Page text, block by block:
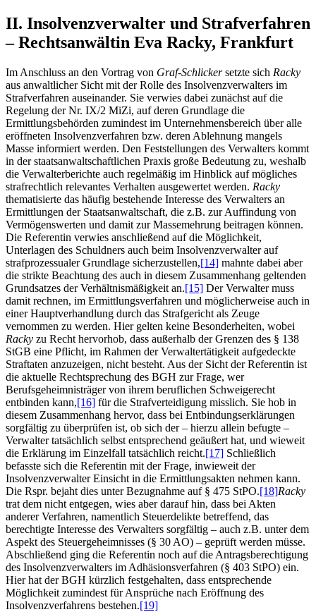
II. Insolvenzverwalter und Strafverfahren
– Rechtsanwältin Eva Racky, Frankfurt
Im Anschluss an den Vortrag von Graf-Schlickersetzte sich Racky
aus anwaltlicher Sicht mit der Rolle des Insolvenzverwalters im
Strafverfahren auseinander. Sie verwies dabei zunächst auf die
Regelung der Nr. IX/2 MiZi, auf deren Grundlage die
Ermittlungsbehörden zumindest im Unternehmensbereich über alle
eröffneten Insolvenzverfahren bzw. deren Ablehnung mangels
Masse informiert werden. Den Feststellungen des Verwalters kommt
in der staatsanwaltschaftlichen Praxis große Bedeutung zu, weshalb
die Verwalterberichte auch regelmäßig im Hinblick auf mögliches
strafrechtlich relevantes Verhalten ausgewertet werden. Racky
thematisierte das häufig bestehende Interesse des Verwalters an
Ermittlungen der Staatsanwaltschaft, die z.B. zur Auffindung von
Vermögenswerten und damit zur Massemehrung beitragen können.
Die Referentin verwies anschließend auf die Möglichkeit,
Unterlagen des Schuldners auch beim Insolvenzverwalter auf
strafprozessualer Grundlage sicherzustellen,[14] mahnte dabei aber
die strikte Beachtung des auch in diesem Zusammenhang geltenden
Grundsatzes der Verhältnismäßigkeit an.[15] Der Verwalter muss
damit rechnen, im Ermittlungsverfahren und möglicherweise auch in
einer Hauptverhandlung durch das Strafgericht als Zeuge
vernommen zu werden. Hier gelten keine Besonderheiten, wobei
Racky zu Recht hervorhob, dass außerhalb der Grenzen des § 138
StGB eine Pflicht, im Rahmen der Verwaltertätigkeit aufgedeckte
Straftaten anzuzeigen, nicht besteht. Aus der Sicht der Referentin ist
die aktuelle Rechtsprechung des BGH zur Frage, wer
Berufsgeheimnisträger von ihrem beruflichen Schweigerecht
entbinden kann,[16] für die Strafverteidigung misslich. Sie hob in
diesem Zusammenhang hervor, dass bei Entbindungserklärungen
sorgfältig zu überprüfen ist, ob sich der – hierzu allein befugte –
Verwalter tatsächlich selbst entsprechend geäußert hat, und wieweit
die Erklärung im Einzelfall tatsächlich reicht.[17] Schließlich
befasste sich die Referentin mit der Frage, inwieweit der
Insolvenzverwalter Einsicht in die Ermittlungsakten nehmen kann.
Die Rspr. bejaht dies unter Bezugnahme auf § 475 StPO.[18]Racky
trat dem nicht entgegen, wies aber darauf hin, dass bei Akten
anderer Verfahren, namentlich Steuerdelikte betreffend, das
berechtigte Interesse des Verwalters sorgfältig – auch z.B. unter dem
Aspekt des Steuergeheimnisses (§ 30 AO) – geprüft werden müsse.
Abschließend ging die Referentin noch auf die Antragsberechtigung
des Insolvenzverwalters im Adhäsionsverfahren (§ 403 StPO) ein.
Hier hat der BGH kürzlich festgehalten, dass entsprechende
Möglichkeit zumindest für Ansprüche nach Eröffnung des
Insolvenzverfahrens bestehen.[19]